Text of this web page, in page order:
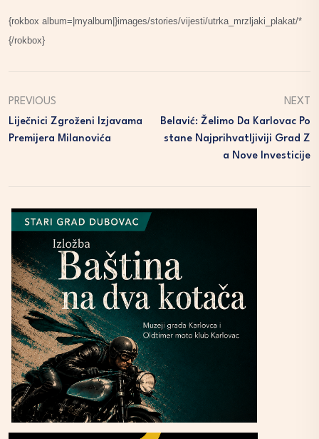
{rokbox album=|myalbum|}images/stories/vijesti/utrka_mrzljaki_plakat/*
{/rokbox}
PREVIOUS
Liječnici Zgroženi Izjavama
Premijera Milanovića
NEXT
Belavić: Želimo Da Karlovac Po
Stane Najprihvatljiviji Grad Z
A Nove Investicije